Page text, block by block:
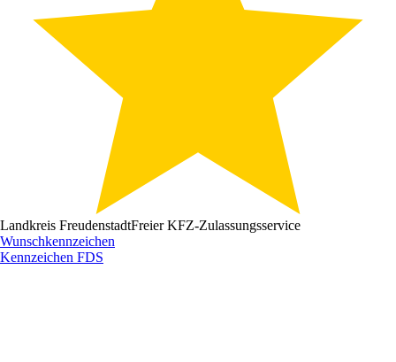
Landkreis FreudenstadtFreier KFZ-Zulassungsservice
Wunschkennzeichen
Kennzeichen FDS